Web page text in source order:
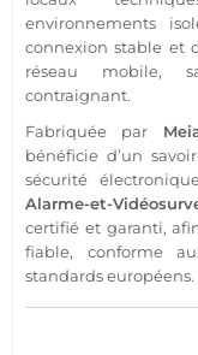
environnements
connexion stable et
réseau mobile,
contraignant.
Fabriquée par
bénéficie d’un
sécurité
Alarme-et-
certifié et garanti,
fiable, conforme
standards européens.